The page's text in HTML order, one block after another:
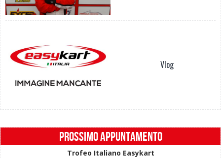
Vlog
PROSSIMO APPUNTAMENTO
Trofeo Italiano Easykart